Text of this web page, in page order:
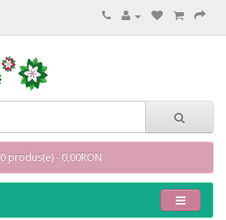
0 produs(e) - 0,00RON